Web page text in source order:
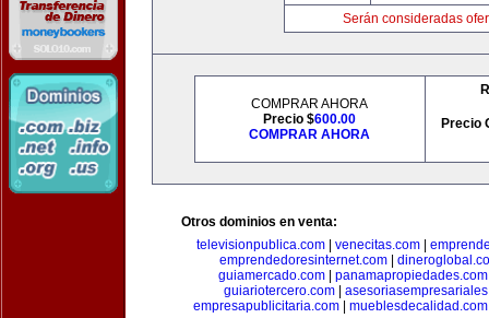
Serán consideradas
COMPRAR AHORA
Precio $600.00
COMPRAR AHORA
Precio
Otros dominios en venta:
televisionpublica.com
venecitas.com
emprendedoresinternet.com
guiamercado.com| panamapropiedades.com
guiariotercero.com|
empresapublicitaria.com| mueblesdecalidad.com